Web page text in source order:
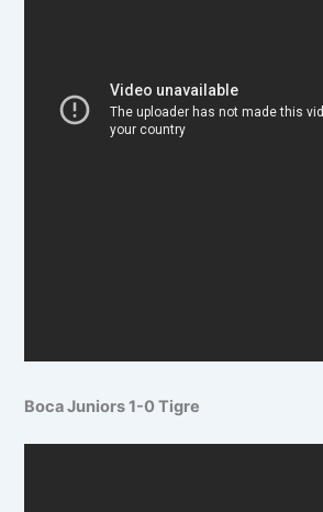
Boca Juniors 1-0 Tigre